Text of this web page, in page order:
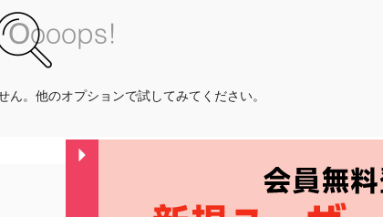
ん。他のオプションで試してみてください。